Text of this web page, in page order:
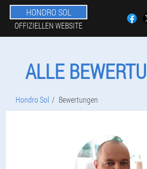
HONDRO SOL
OFFIZIELLEN WEBSITE
ALLE
Hondro Sol Bewertungen